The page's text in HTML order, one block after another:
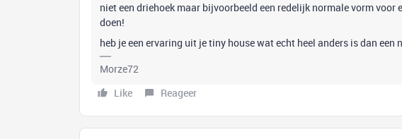
niet een driehoek maar bijvoorbeeld een redelijk normale vorm voor
doen!
heb je een ervaring uit je tiny house wat echt heel anders is dan een
Morze72
Like
Reageer